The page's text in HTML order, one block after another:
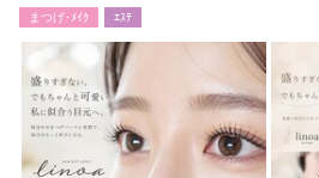
まつげ･ﾒｲｸ ｴｽﾃ